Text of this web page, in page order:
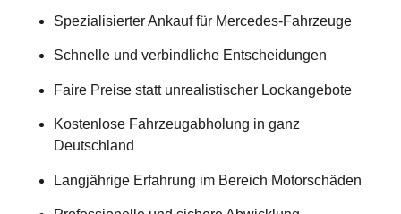
Spezialisierter Ankauf für Mercedes-Fahrzeuge
Schnelle und verbindliche Entscheidungen
Faire Preise statt unrealistischer Lockangebote
Kostenlose Fahrzeugabholung in ganz
Deutschland
Langjährige Erfahrung im Bereich Motorschäden